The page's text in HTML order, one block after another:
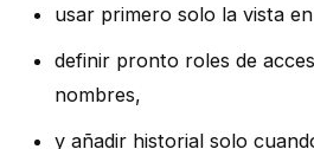
usar primero solo la vista
definir pronto roles de
nombres,
y añadir historial solo